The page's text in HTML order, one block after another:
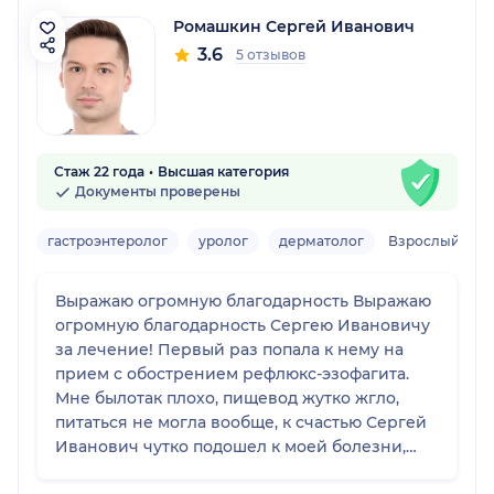
Ромашкин Сергей Иванович
3.6 5 отзывов
Стаж 22 года
Высшая категория
Документы проверены
гастроэнтеролог уролог дерматолог Взрослый
Выражаю огромную благодарность Выражаю
огромную благодарность Сергею Ивановичу
за лечение! Первый раз попала к нему на
прием с обострением рефлюкс-эзофагита.
Мне былотак плохо, пищевод жутко жгло,
питаться не могла вообще, к счастью Сергей
Иванович чутко подошел к моей болезни,